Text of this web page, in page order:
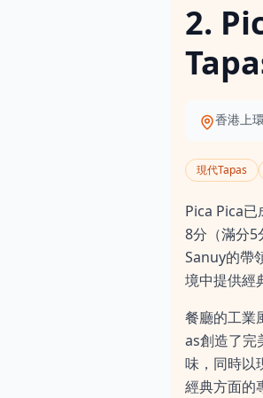
2.
香港上
現代Tapas
Pica Pica
8分（滿分5
Sanuy的帶
境中提供經
餐廳的工業
as創造了完
味，同時以
經典方面的